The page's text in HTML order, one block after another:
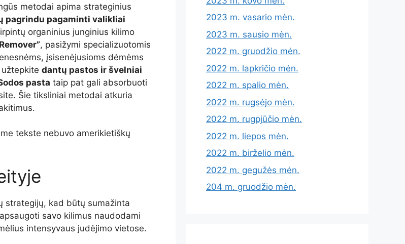
metodai apima strateginius
pagrindu pagaminti valikliai
organinius junginius kilimo
, pasižymi specializuotomis
įsisenėjusioms dėmėms
dantų pastos ir švelniai
pasta taip pat gali absorbuoti
Šie tiksliniai metodai atkuria
tekste nebuvo amerikietiškų
strategijų, kad būtų sumažinta
savo kilimus naudodami
intensyvaus judėjimo vietose.
2023 m. vasario mėn.
2023 m. sausio mėn.
2022 m. gruodžio mėn.
2022 m. lapkričio mėn.
2022 m. spalio mėn.
2022 m. rugsėjo mėn.
2022 m. rugpjūčio mėn.
2022 m. liepos mėn.
2022 m. birželio mėn.
2022 m. gegužės mėn.
204 m. gruodžio mėn.